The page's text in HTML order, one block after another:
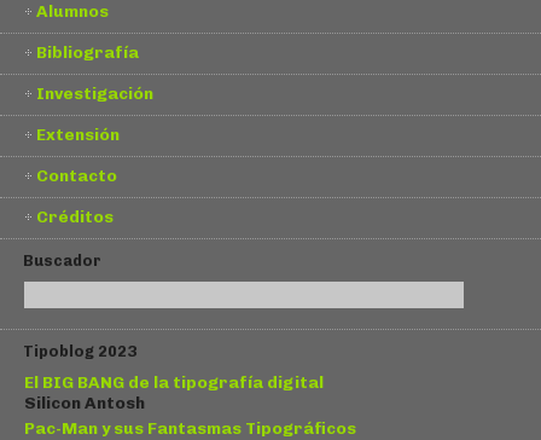
Alumnos
Bibliografía
Investigación
Extensión
Contacto
Créditos
Buscador
Tipoblog 2023
El BIG BANG de la tipografía digital
Silicon Antosh
Pac-Man y sus Fantasmas Tipográficos